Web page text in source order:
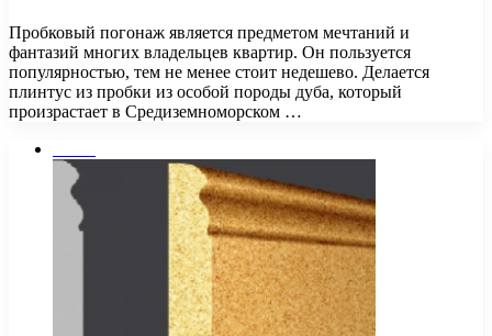
Пробковый погонаж является предметом мечтаний и
фантазий многих владельцев квартир. Он пользуется
популярностью, тем не менее стоит недешево. Делается
плинтус из пробки из особой породы дуба, который
произрастает в Средиземноморском …